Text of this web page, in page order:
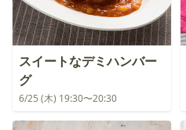
スイートなデミハンバー
グ
6/25 (木) 19:30〜20:30